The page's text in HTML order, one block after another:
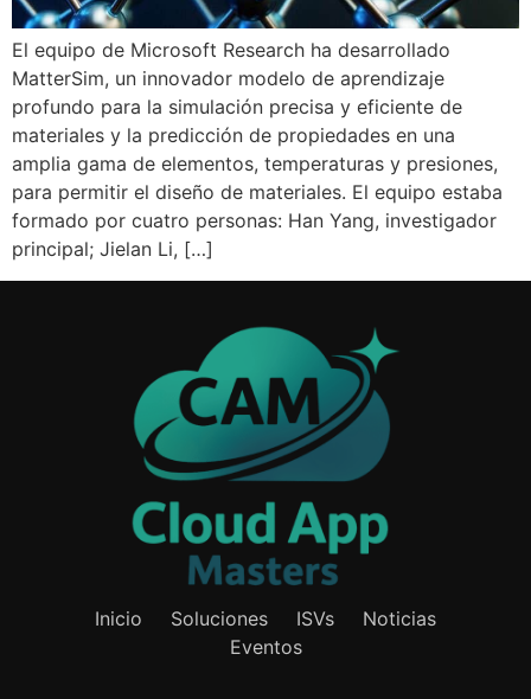
El equipo de Microsoft Research ha desarrollado
MatterSim, un innovador modelo de aprendizaje
profundo para la simulación precisa y eficiente de
materiales y la predicción de propiedades en una
amplia gama de elementos, temperaturas y presiones,
para permitir el diseño de materiales. El equipo estaba
formado por cuatro personas: Han Yang, investigador
principal; Jielan Li, […]
Inicio Soluciones ISVs
Noticias
Eventos